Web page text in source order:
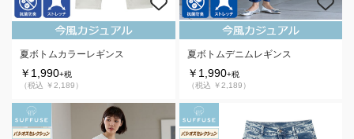
夏ボトムカラーレギンス
￥1,990+税
（税込 ￥2,189）
夏ボトムデニムレギンス
￥1,990+税
（税込 ￥2,189）